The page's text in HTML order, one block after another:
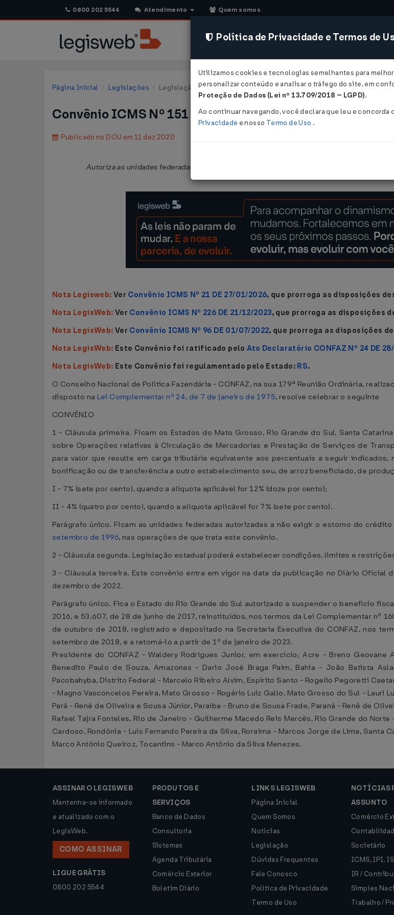
0800 202 5544 Atendimento Quem somos
CONSULTORIA SISTEMAS
Página Inicial Legislações Legislação Federal
Convênio ICMS Nº 151 DE 09/12/2020
Publicado no DOU em 11 dez 2020
Autoriza as unidades federadas que menciona a reduzir a base de cálculo do ICMS nas
Nota Legisweb: Ver Convênio ICMS Nº 21 DE 27/01/2026, que prorroga as disposições
Nota LegisWeb: Ver Convênio ICMS Nº 226 DE 21/12/2023, que prorroga as disposições
Nota LegisWeb: Ver Convênio ICMS Nº 96 DE 01/07/2022, que prorroga as disposições
Nota LegisWeb: Este Convênio foi ratificado peloAto Declaratório CONFAZ Nº 24 DE
Nota LegisWeb: Este Convênio foi regulamentado pelo Estado: RS.
O Conselho Nacional de Política Fazendária - CONFAZ, na sua 179ª Reunião Ordinária,
disposto na Lei Complementar nº 24, de 7 de janeiro de 1975, resolve celebrar o seguinte
CONVÊNIO
1 - Cláusula primeira. Ficam os Estados do Mato Grosso, Rio Grande do Sul, Santa
sobre Operações relativas à Circulação de Mercadorias e Prestação de Serviços de
para valor que resulte em carga tributária equivalente aos percentuais a seguir
bonificação ou de transferência a outro estabelecimento seu, de arroz beneficiado, de
I - 7% (sete por cento), quando a alíquota aplicável for 12% (doze por cento);
II - 4% (quatro por cento), quando a alíquota aplicável for 7% (sete por cento).
Parágrafo único. Ficam as unidades federadas autorizadas a não exigir o estorno do
setembro de 1996, nas operações de que trata este convênio.
2 - Cláusula segunda. Legislação estadual poderá estabelecer condições, limites e
3 - Cláusula terceira. Este convênio entra em vigor na data da publicação no Diário Oficial
dezembro de 2022.
Parágrafo único. Fica o Estado do Rio Grande do Sul autorizado a suspender o benefício
2016, e 53.607, de 28 de junho de 2017, reinstituídos, nos termos da Lei Complementar nº
de outubro de 2018, registrado e depositado na Secretaria Executiva do CONFAZ, nos
setembro de 2018, e a retomá-lo a partir de 1º de janeiro de 2023.
Presidente do CONFAZ - Waldery Rodrigues Junior, em exercício; Acre - Breno
Benedito Paulo de Souza, Amazonas - Dario José Braga Paim, Bahia - João Batista
Pacobahyba, Distrito Federal - Marcelo Ribeiro Alvim, Espírito Santo - Rogelio Pegoretti
- Magno Vasconcelos Pereira, Mato Grosso - Rogério Luiz Gallo, Mato Grosso do Sul - Lauri
Pará - René de Oliveira e Sousa Júnior, Paraíba - Bruno de Sousa Frade, Paraná - Renê de
Rafael Tajra Fonteles, Rio de Janeiro - Guilherme Macedo Reis Mercês, Rio Grande do
Cardoso, Rondônia - Luis Fernando Pereira da Silva, Roraima - Marcos Jorge de Lima, Santa
Marco Antônio Queiroz, Tocantins - Marco Antônio da Silva Menezes.
ASSINAR O LEGISWEB
Mantenha-se informado
e atualizado com o
LegisWeb.
COMO ASSINAR
LIGUE GRÁTIS
0800 202 5544
PRODUTOS E
SERVIÇOS
Banco de Dados
Consultoria
Sistemas
Agenda Tributária
Comércio Exterior
Boletim Diário
LINKS LEGISWEB
Página Inicial
Quem Somos
Notícias
Legislação
Dúvidas Frequentes
Fale Conosco
Política de Privacidade
Termo de Uso
NOTÍCIAS
ASSUNTO
Comércio
Societário
ICMS, IPI,
IR /
Simples
Trabalho /
Política de Privacidade e Termos de
Utilizamos cookies e tecnologias semelhantes para
personalizar conteúdo e analisar o tráfego do site, em
Proteção de Dados (Lei nº 13.709/2018 – LGPD).
Ao continuar navegando, você declara que leu e concorda
Privacidade e nosso Termo de Uso .